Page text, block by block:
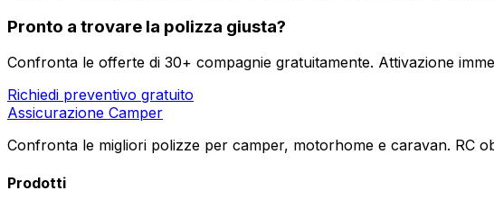
Pronto a trovare la polizza giusta?
Confronta le offerte di 30+ compagnie gratuitamente. Attivazione
Richiedi preventivo gratuito
Assicurazione Camper
Confronta le migliori polizze per camper, motorhome e caravan. RC
Prodotti